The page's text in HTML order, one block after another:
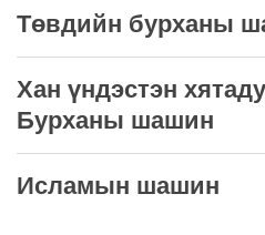
Төвдийн бурханы
Хан үндэстэн
Бурханы шашин
Исламын шашин